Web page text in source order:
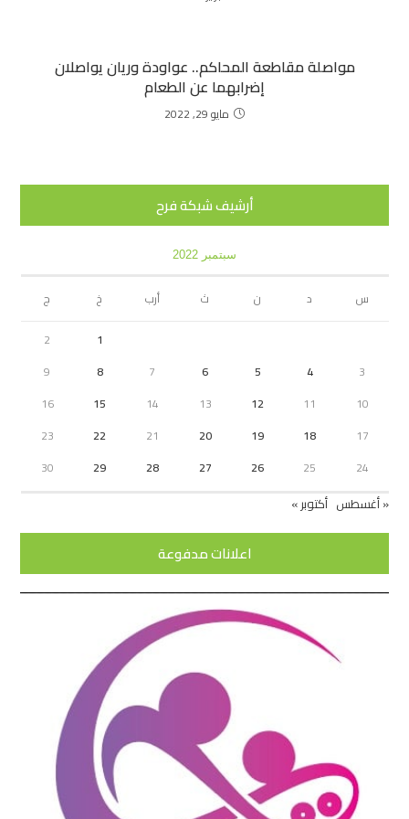
مواصلة مقاطعة المحاكم.. عواودة وريان يواصلان
إضرابهما عن الطعام
مايو 29, 2022
أرشيف شبكة فرح
سبتمبر 2022
س د ن ث أرب خ
ج
1
2
3
4
5
6
7
8
9
10
11
12
13
14
15
16
17
18
19
20
21
22
23
24
25
26
27
28
29
30
« أغسطس أكتوبر »
اعلانات مدفوعة